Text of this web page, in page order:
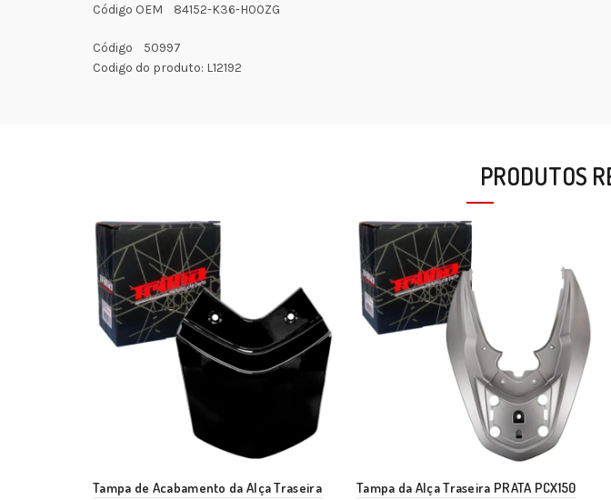
Código OEM 84152-K36-H00ZG
Código 50997
Codigo do produto: L12192
PRODUTOS
Tampa de Acabamento da Alça Traseira
Tampa da Alça Traseira PRATA PCX150